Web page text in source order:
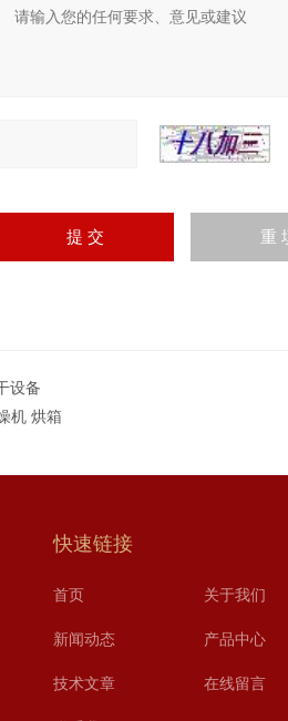
设备
机 烘箱
快速链接
首页 关于我们
新闻动态 产品中心
技术文章 在线留言